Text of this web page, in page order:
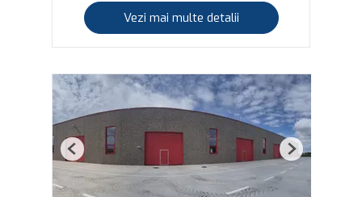
Vezi mai multe detalii
Previous Next